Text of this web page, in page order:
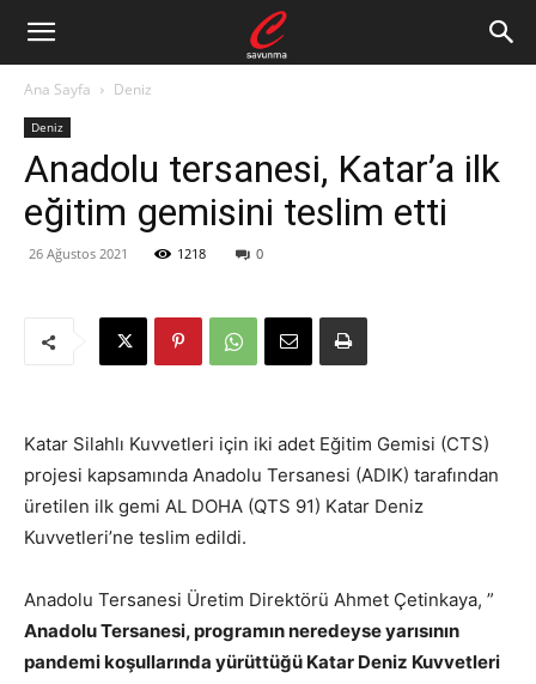
Ana Sayfa Deniz
Deniz
Anadolu tersanesi, Katar’a ilk
eğitim gemisini teslim etti
26 Ağustos 2021 1218 0
Katar Silahlı Kuvvetleri için iki adet Eğitim Gemisi (CTS)
projesi kapsamında Anadolu Tersanesi (ADIK) tarafından
üretilen ilk gemi AL DOHA (QTS 91) Katar Deniz
Kuvvetleri’ne teslim edildi.
Anadolu Tersanesi Üretim Direktörü Ahmet Çetinkaya, ”
Anadolu Tersanesi, programın neredeyse yarısının
pandemi koşullarında yürüttüğü Katar Deniz Kuvvetleri